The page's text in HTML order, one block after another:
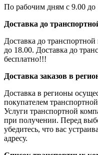
По рабочим дням с 9.00 до
Доставка до
Доставка до
до 18.00. Доставка до
бесплатно!!!
Доставка заказов в
Доставка в регионы
покупателем
Услуги транспортной
при получении. Перед
убедитесь, что вас
адресу.